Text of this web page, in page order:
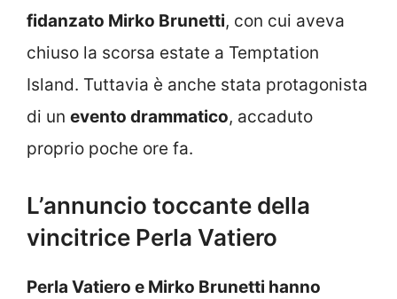
fidanzato Mirko Brunetti, con cui aveva
chiuso la scorsa estate a Temptation
Island. Tuttavia è anche stata protagonista
di un evento drammatico, accaduto
proprio poche ore fa.
L’annuncio toccante della
vincitrice Perla Vatiero
Perla Vatiero e Mirko Brunetti hanno